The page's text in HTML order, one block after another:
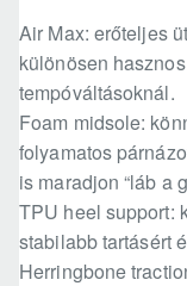
Air Max: erőteljes
különösen
tempóváltásoknál.
Foam midsole:
folyamatos
is maradjon “láb a
TPU heel support:
stabilabb tartásért
Herringbone